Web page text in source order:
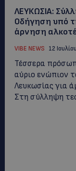
ΛΕΥΚΩΣΙΑ:
Οδήγηση υπό
άρνηση
VIBE NEWS 12
Τέσσερα
αύριο ενώπιον
Λευκωσίας για
Στη σύλληψη